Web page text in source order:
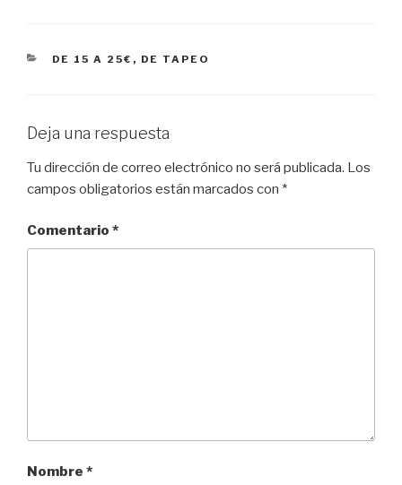
CATEGORÍAS
DE 15 A 25€ , DE TAPEO
Deja una respuesta
Tu dirección de correo electrónico no será publicada. Los
campos obligatorios están marcados con *
Comentario *
Nombre *